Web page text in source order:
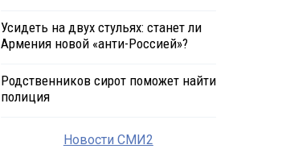
Усидеть на двух стульях: станет ли
Армения новой «анти-Россией»?
Родственников сирот поможет найти
полиция
Новости СМИ2